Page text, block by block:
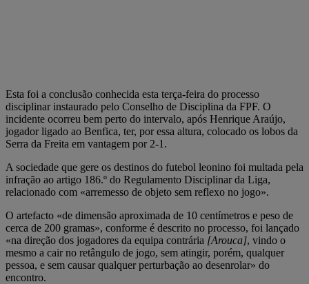
Esta foi a conclusão conhecida esta terça-feira do processo
disciplinar instaurado pelo Conselho de Disciplina da FPF. O
incidente ocorreu bem perto do intervalo, após Henrique Araújo,
jogador ligado ao Benfica, ter, por essa altura, colocado os lobos da
Serra da Freita em vantagem por 2-1.
A sociedade que gere os destinos do futebol leonino foi multada pela
infração ao artigo 186.º do Regulamento Disciplinar da Liga,
relacionado com «arremesso de objeto sem reflexo no jogo».
O artefacto «de dimensão aproximada de 10 centímetros e peso de
cerca de 200 gramas», conforme é descrito no processo, foi lançado
«na direção dos jogadores da equipa contrária [Arouca], vindo o
mesmo a cair no retângulo de jogo, sem atingir, porém, qualquer
pessoa, e sem causar qualquer perturbação ao desenrolar» do
encontro.